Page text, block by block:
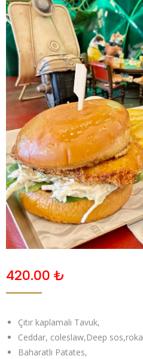
420.00 ₺
Çıtır kaplamalı Tavuk,
Ceddar, coleslaw,Deep sos,roka
Baharatlı Patates,